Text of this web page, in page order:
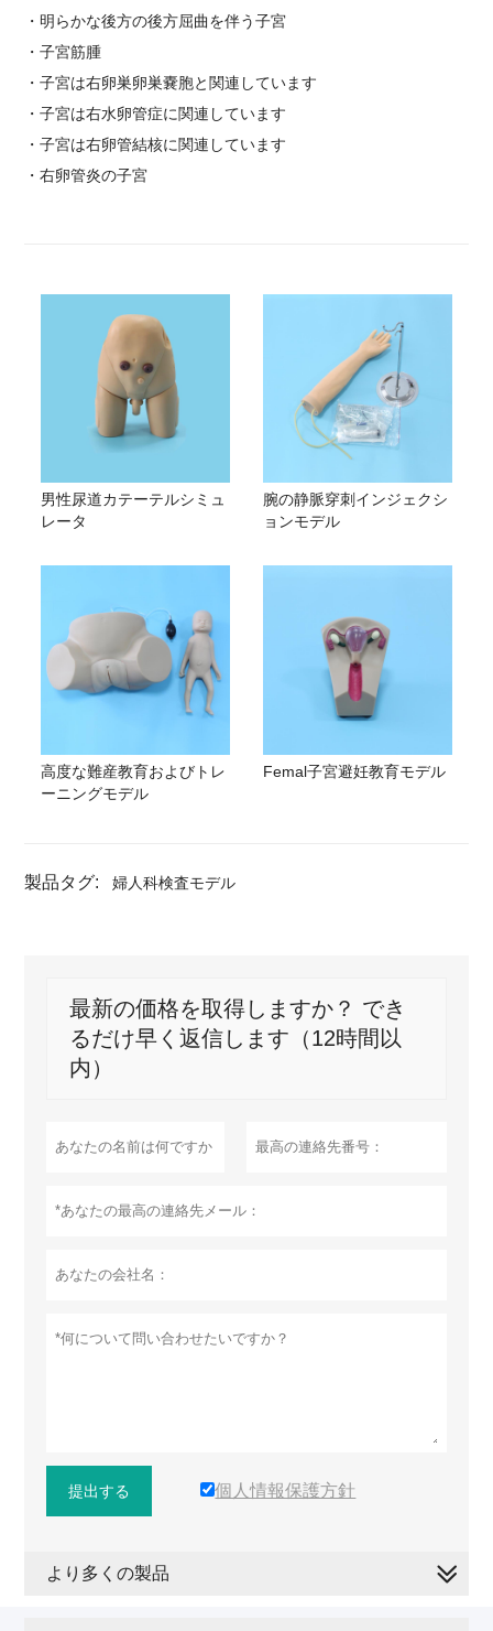
・ 明らかな後方の後方屈曲を伴う子宮
・子宮筋腫
・子宮は右卵巣卵巣嚢胞と関連しています
・子宮は右水卵管症に関連しています
・子宮は右卵管結核に関連しています
・右卵管炎の子宮
男性尿道カテーテルシミュ
レータ
腕の静脈穿刺インジェクシ
ョンモデル
高度な難産教育およびトレ
ーニングモデル
Femal子宮避妊教育モデル
製品タグ: 婦人科検査モデル
最新の価格を取得しますか？ でき
るだけ早く返信します（12時間以
内）
提出する 個人情報保護方針
より多くの製品